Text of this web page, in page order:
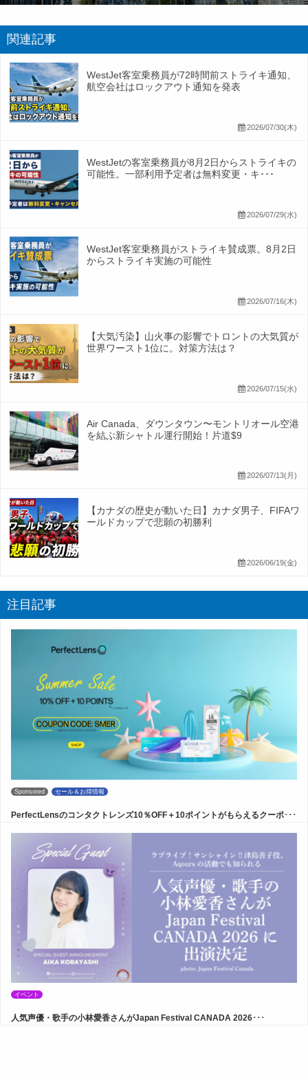
関連記事
WestJet客室乗務員が72時間前ストライキ通知、
航空会社はロックアウト通知を発表
2026/07/30(木)
WestJetの客室乗務員が8月2日からストライキの
可能性。一部利用予定者は無料変更・キ･･･
2026/07/29(水)
WestJet客室乗務員がストライキ賛成票。8月2日
からストライキ実施の可能性
2026/07/16(木)
【大気汚染】山火事の影響でトロントの大気質が
世界ワースト1位に。対策方法は？
2026/07/15(水)
Air Canada、ダウンタウン〜モントリオール空港
を結ぶ新シャトル運行開始！片道$9
2026/07/13(月)
【カナダの歴史が動いた日】カナダ男子、FIFAワ
ールドカップで悲願の初勝利
2026/06/19(金)
注目記事
Sponsored セール＆お得情報
PerfectLensのコンタクトレンズ10％OFF＋10ポイントがもらえるクーポ･･･
イベント
人気声優・歌手の小林愛香さんがJapan Festival CANADA 2026･･･